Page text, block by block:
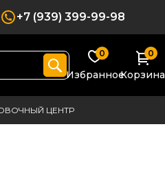
+7 (939) 399-99-98
0
Избранное
0
Корзина
ЦЕНТР